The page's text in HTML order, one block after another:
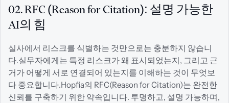
02. RFC (Reason for Citation): 설명 가능한
AI의 힘
실사에서 리스크를 식별하는 것만으로는 충분하지 않습니
다.실무자에게는 특정 리스크가 왜 표시되었는지, 그리고 근
거가 어떻게 서로 연결되어 있는지를 이해하는 것이 무엇보
다 중요합니다.Hopfia의 RFC(Reason for Citation)는 완전한
신뢰를 구축하기 위한 약속입니다. 투명하고, 설명 가능하며,